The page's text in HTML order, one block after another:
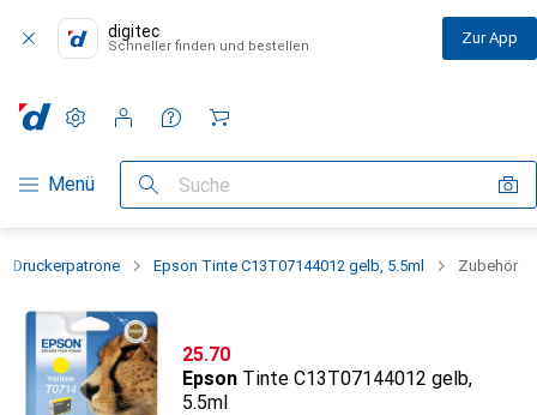
digitec
Schneller finden und bestellen Zur App
Navigation nach Kategorien
Menü Suche
Einstellungen
Kundenkonto
Vergleichslisten
Merklisten
Warenkorb
Druckerpatrone Epson Tinte C13T07144012 gelb, 5.5ml Zubehör
CHF
25.70
Epson Tinte C13T07144012 gelb,
5.5ml